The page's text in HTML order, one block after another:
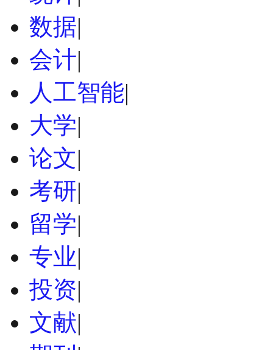
数据|
会计|
人工智能|
大学|
论文|
考研|
留学|
专业|
投资|
文献|